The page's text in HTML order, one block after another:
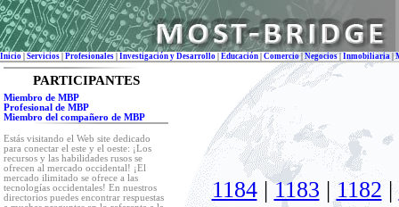
Inicio Servicios Profesionales Investigación y Desarrollo Educación Comercio|Negocios|Inmobiliaria |
PARTICIPANTES
Miembro de MBP
Profesional de MBP
Miembro del compañero de MBP
Estás visitando el Web site dedicado
para conectar el este y el oeste: ¡Los
recursos y las habilidades rusos se
ofrecen al mercado occidental! ¡El
mercado ilimitado se ofrece a las
tecnologías occidentales! En nuestros
directorios puedes encontrar respuestas
1184|1183 |1182|